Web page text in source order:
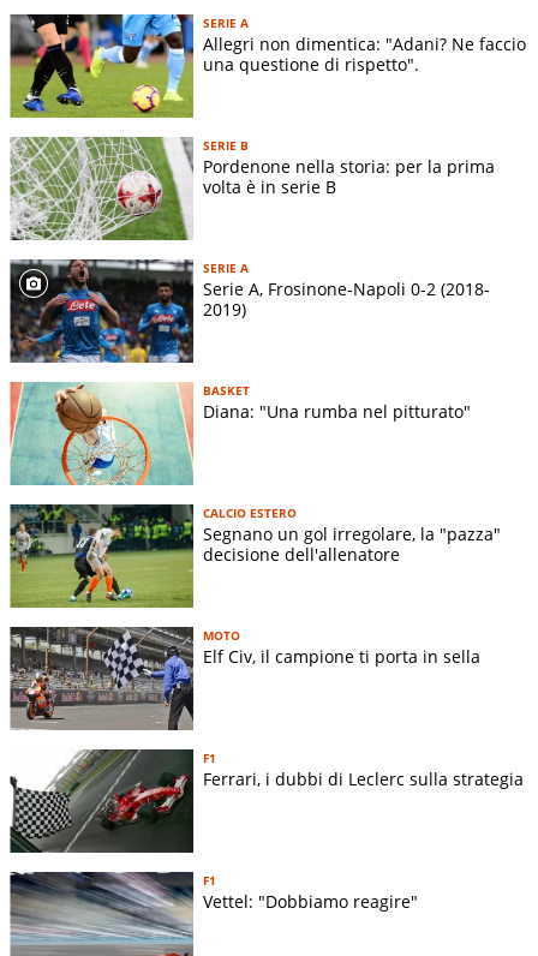
SERIE A
Allegri non dimentica: "Adani? Ne faccio
una questione di rispetto".
SERIE B
Pordenone nella storia: per la prima
volta è in serie B
SERIE A
Serie A, Frosinone-Napoli 0-2 (2018-
2019)
BASKET
Diana: "Una rumba nel pitturato"
CALCIO ESTERO
Segnano un gol irregolare, la "pazza"
decisione dell'allenatore
MOTO
Elf Civ, il campione ti porta in sella
F1
Ferrari, i dubbi di Leclerc sulla strategia
F1
Vettel: "Dobbiamo reagire"